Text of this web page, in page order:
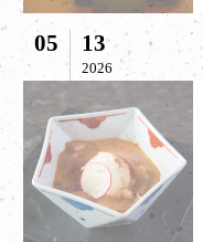
05 13
2026